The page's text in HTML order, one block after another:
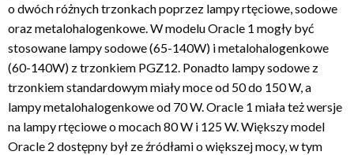
o dwóch różnych trzonkach poprzez lampy rtęciowe, sodowe
oraz metalohalogenkowe. W modelu Oracle 1 mogły być
stosowane lampy sodowe (65-140W) i metalohalogenkowe
(60-140W) z trzonkiem PGZ12. Ponadto lampy sodowe z
trzonkiem standardowym miały moce od 50 do 150 W, a
lampy metalohalogenkowe od 70 W. Oracle 1 miała też wersje
na lampy rtęciowe o mocach 80 W i 125 W. Większy model
Oracle 2 dostępny był ze źródłami o większej mocy, w tym